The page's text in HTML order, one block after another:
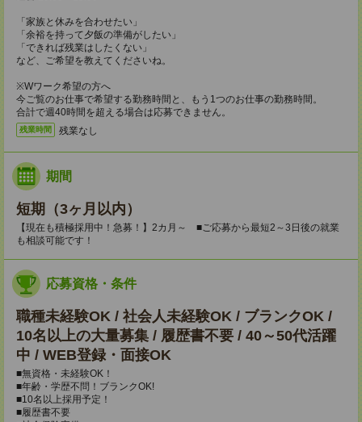
「家族と休みを合わせたい」
「余裕を持って夕飯の準備がしたい」
「できれば残業はしたくない」
など、ご希望を教えてくださいね。
※Wワーク希望の方へ
今ご覧のお仕事で希望する勤務時間と、もう1つのお仕事の勤務時間。
合計で週40時間を超える場合は応募できません。
残業時間 残業なし
期間
短期（3ヶ月以内）
【現在も積極採用中！急募！】2カ月～ ■ご応募から最短2～3日後の就業
も相談可能です！
応募資格・条件
職種未経験OK / 社会人未経験OK / ブランクOK /
10名以上の大量募集 / 履歴書不要 / 40～50代活躍
中 / WEB登録・面接OK
■無資格・未経験OK！
■年齢・学歴不問！ブランクOK!
■10名以上採用予定！
■履歴書不要